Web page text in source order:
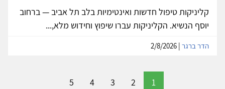
קליניקות טיפול חדשות ואינטימיות בלב תל אביב — ברחוב
יוסף הנשיא. הקליניקות עברו שיפוץ וחידוש מלא,...
הדר ברגר
1
2
3
4
5